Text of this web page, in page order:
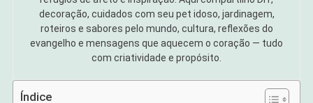
decoração, cuidados com seu pet idoso, jardinagem,
roteiros e sabores pelo mundo, cultura, reflexões do
evangelho e mensagens que aquecem o coração — tudo
com criatividade e propósito.
Índice